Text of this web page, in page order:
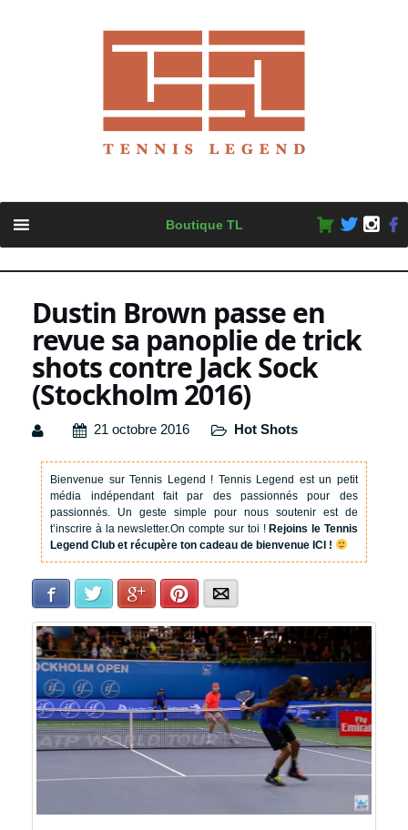
content
Boutique TL
Dustin Brown passe en
revue sa panoplie de trick
shots contre Jack Sock
(Stockholm 2016)
21 octobre 2016 Hot Shots
Bienvenue sur Tennis Legend ! Tennis Legend est un petit
média indépendant fait par des passionnés pour des
passionnés. Un geste simple pour nous soutenir est de
t’inscrire à la newsletter.On compte sur toi !Rejoins le Tennis
Legend Club et récupère ton cadeau de bienvenue ICI !
Facebook Twitter Google+Pinterest